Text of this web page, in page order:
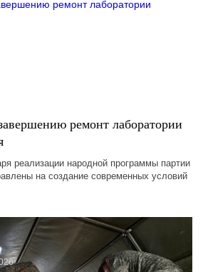
ремонт лаборатории
реализации народной программы партии
на создание современных условий